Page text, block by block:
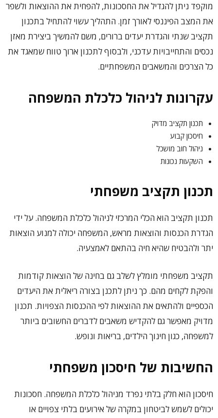
מוקפד ניתן להגדיל את החסכונות, להפחית את ההוצאות ולשפר
את המצב הפיננסי לאורך זמן. התהליך עשוי להתחיל בתכנון
תקציב שנתי והגדרת יעדים ברורים, משם להמשיך ביצירת מאזן
נכסים והתחייבויות עדכני, ולבסוף לתכנון ארוך טווח שמאגד את
כל הצרכים והמשאבים המשפחתיים.
עקרונות לניהול כלכלת המשפחה
תכנון תקציב מדויק
חיסכון קבוע
ניהול חוב מושכל
השקעות נכונות
תכנון תקציב משפחתי
תכנון תקציב הוא הכלי המרכזי לניהול כלכלת המשפחה. על ידי
הגדרת הכנסות והוצאות מראש, המשפחה יכולה למנוע הוצאות
יתר ולהבטיח שהיא חיה בהתאם לאמצעיה.
תקציב משפחתי מומלץ לשלב גם בחינה של הוצאות קודמות
והפקת לקחים מהם. כך ניתן לתכנן בצורה ריאלית את היעדים
הכספיים ולהתאים את ההוצאות לפי ההכנסות הצפויות. תכנון
מדויק מאפשר גם להקדיש משאבים לדברים החשובים ביותר
למשפחה, כגון חינוך הילדים, בריאות ונופש.
החשיבות של חיסכון משפחתי
חיסכון הוא חלק בלתי נפרד מניהול כלכלת המשפחה. חסכונות
יכולים לשמש לביטחון במקרה של אירועים בלתי צפויים או